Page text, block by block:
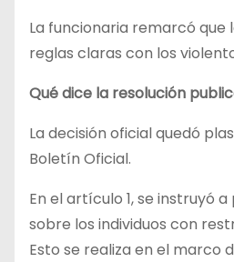
La funcionaria remarcó
reglas claras con los
Qué dice la resolución
La decisión oficial quedó
Boletín Oficial.
En el artículo 1, se instruyó
sobre los individuos con
Esto se realiza en el marco